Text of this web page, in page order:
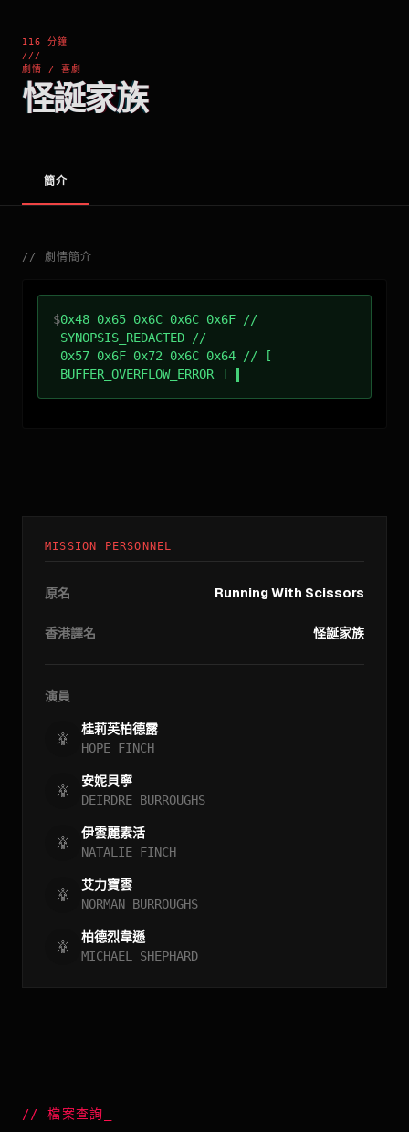
116 分鐘
///
劇情 / 喜劇
怪誕家族
簡介
// 劇情簡介
$0x48 0x65 0x6C 0x6C 0x6F //
SYNOPSIS_REDACTED //
0x57 0x6F 0x72 0x6C 0x64 // [
BUFFER_OVERFLOW_ERROR ]
MISSION PERSONNEL
原名 Running With Scissors
香港譯名 怪誕家族
演員
桂莉芙柏德露
HOPE FINCH
安妮貝寧
DEIRDRE BURROUGHS
伊雲麗素活
NATALIE FINCH
艾力寶雲
NORMAN BURROUGHS
柏德烈韋遜
MICHAEL SHEPHARD
//檔案查詢